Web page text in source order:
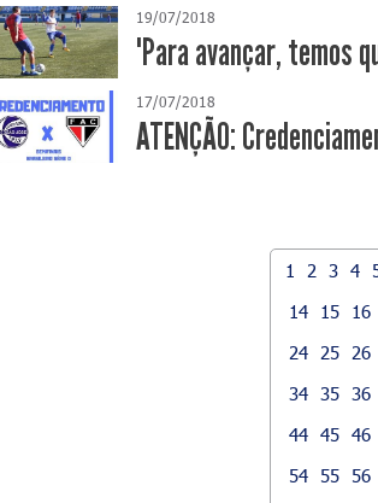
19/07/2018
"Para avançar, temos
17/07/2018
ATENÇÃO:
1 2 3 4
14
15 16
24
25 26
34 35 36
44 45 46
54 55 56